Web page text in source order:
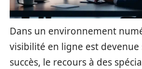
Dans un environnement
visibilité en ligne est devenue
succès, le recours à des